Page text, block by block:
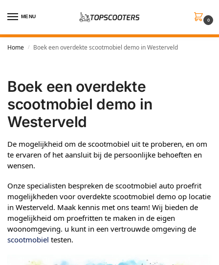
MENU
0
Home / Boek een overdekte scootmobiel demo in Westerveld
Boek een overdekte
scootmobiel demo in
Westerveld
De mogelijkheid om de scootmobiel uit te proberen, en om
te ervaren of het aansluit bij de persoonlijke behoeften en
wensen.
Onze specialisten bespreken de scootmobiel auto proefrit
mogelijkheden voor overdekte scootmobiel demo op locatie
in Westerveld. Maak kennis met ons team! Wij bieden de
mogelijkheid om proefritten te maken in de eigen
woonomgeving. u kunt in een vertrouwde omgeving de
scootmobiel testen.